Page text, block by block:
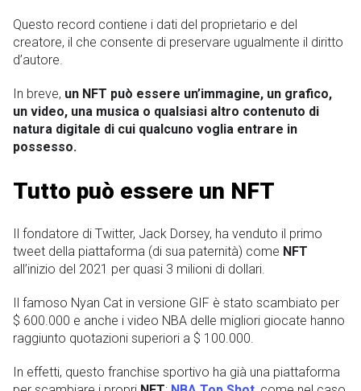
Questo record contiene i dati del proprietario e del
creatore, il che consente di preservare ugualmente il diritto
d’autore.
In breve, un NFT può essere un’immagine, un grafico,
un video, una musica o qualsiasi altro contenuto di
natura digitale di cui qualcuno voglia entrare in
possesso.
Tutto può essere un NFT
Il fondatore di Twitter, Jack Dorsey, ha venduto il primo
tweet della piattaforma (di sua paternità) come NFT
all’inizio del 2021 per quasi 3 milioni di dollari.
Il famoso Nyan Cat in versione GIF è stato scambiato per
$ 600.000 e anche i video NBA delle migliori giocate hanno
raggiunto quotazioni superiori a $ 100.000.
In effetti, questo franchise sportivo ha già una piattaforma